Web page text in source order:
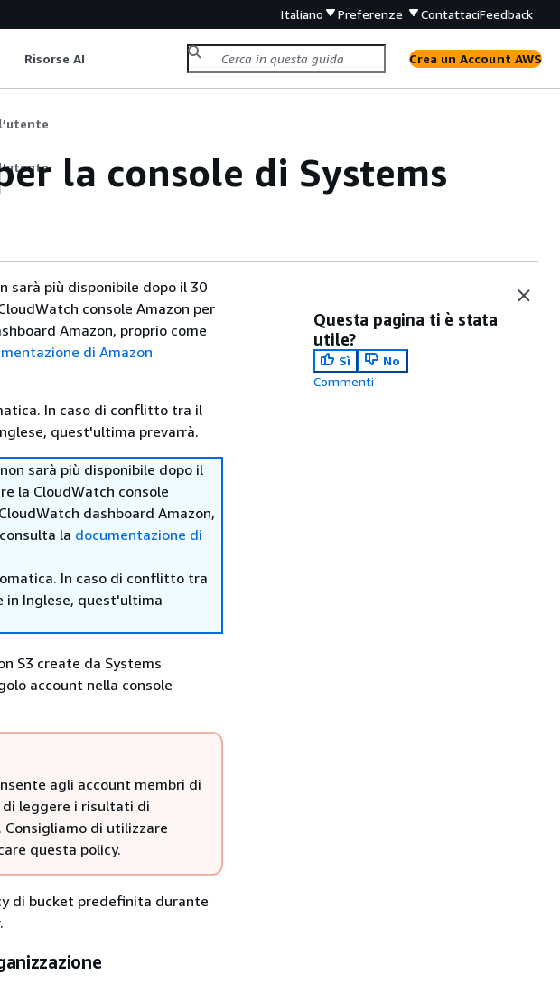
Italiano Preferenze ContattaciFeedback
Risorse AI Crea un Account AWS
la console di Systems
sarà più disponibile dopo il 30
console Amazon per
Amazon, proprio come
di Amazon
In caso di conflitto tra il
quest'ultima prevarrà.
sarà più disponibile dopo il
la CloudWatch console
dashboard Amazon,
la documentazione di
In caso di conflitto tra
in Inglese, quest'ultima
S3 create da Systems
account nella console
agli account membri di
di leggere i risultati di
di utilizzare
questa policy.
di bucket predefinita durante
Questa pagina ti è stata
utile?
Sì
No
Commenti